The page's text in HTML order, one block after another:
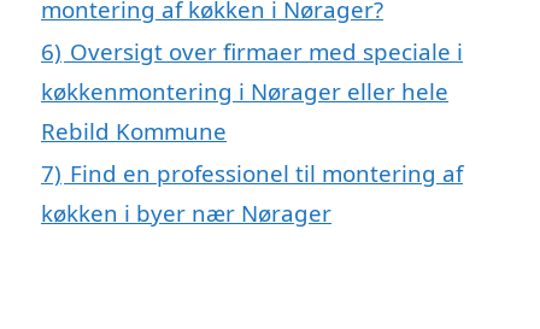
montering af køkken i Nørager?
6) Oversigt over firmaer med speciale i
køkkenmontering i Nørager eller hele
Rebild Kommune
7) Find en professionel til montering af
køkken i byer nær Nørager